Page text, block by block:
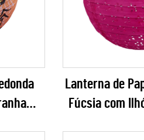
Lanterna de
Fúcsia com